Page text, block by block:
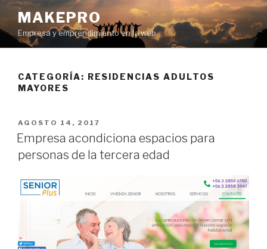
contenido
MAKEPRO
Empresa y emprendimiento en la web
CATEGORÍA: RESIDENCIAS ADULTOS
MAYORES
POSTED
ON
AGOSTO 14, 2017
Empresa acondiciona espacios para
personas de la tercera edad